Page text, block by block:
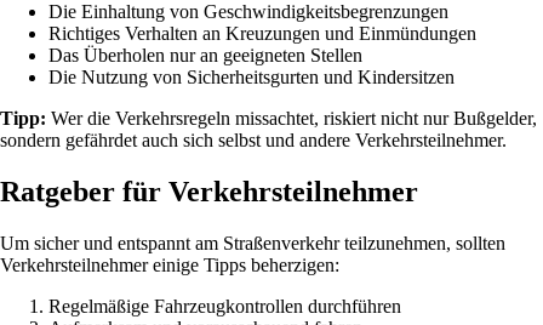
Die Einhaltung von Geschwindigkeitsbegrenzungen
Richtiges Verhalten an Kreuzungen und Einmündungen
Das Überholen nur an geeigneten Stellen
Die Nutzung von Sicherheitsgurten und Kindersitzen
Tipp: Wer die Verkehrsregeln missachtet, riskiert nicht nur Bußgelder,
sondern gefährdet auch sich selbst und andere Verkehrsteilnehmer.
Ratgeber für Verkehrsteilnehmer
Um sicher und entspannt am Straßenverkehr teilzunehmen, sollten
Verkehrsteilnehmer einige Tipps beherzigen:
Regelmäßige Fahrzeugkontrollen durchführen